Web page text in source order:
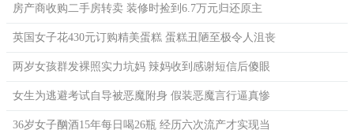
房产商收购二手房转卖 装修时捡到6.7万元归还原主
英国女子花430元订购精美蛋糕 蛋糕丑陋至极令人沮丧
两岁女孩群发裸照实力坑妈 辣妈收到感谢短信后傻眼
女生为逃避考试自导被恶魔附身 假装恶魔言行逼真惨
36岁女子酗酒15年每日喝26瓶 经历六次流产才实现当